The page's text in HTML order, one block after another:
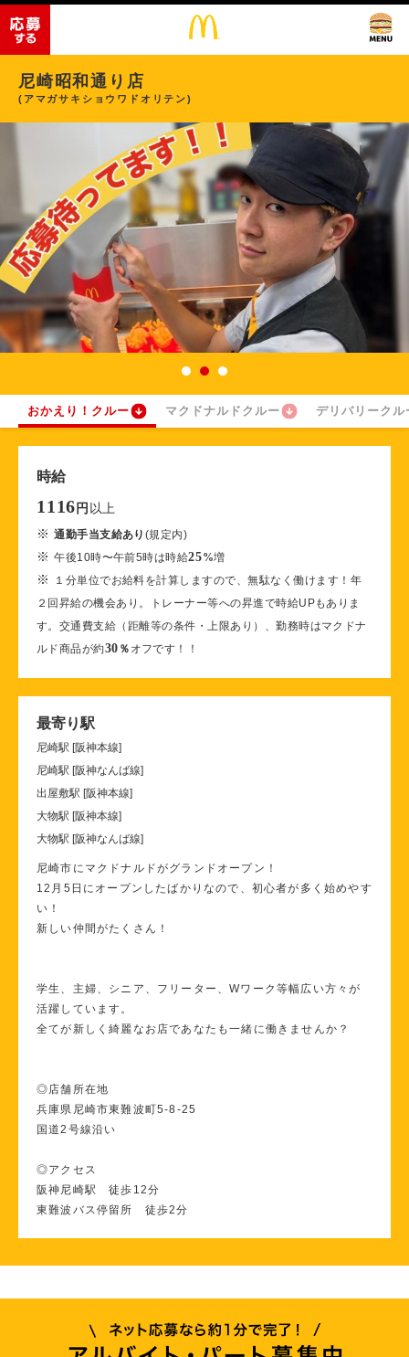
尼崎昭和通り店
(アマガサキショウワドオリテン)
おかえり！クルー マクドナルドクルー デリバリークル
時給
1116 円 以上
※通勤手当支給あり (規定内)
※午後10時〜午前5時は時給25%増
※
１分単位でお給料を計算しますので、無駄なく働けます！年
２回昇給の機会あり。トレーナー等への昇進で時給UPもありま
す。交通費支給（距離等の条件・上限あり）、勤務時はマクドナ
ルド商品が約30 ％ オフです！！
最寄り駅
尼崎駅 [阪神本線]
尼崎駅 [阪神なんば線]
出屋敷駅 [阪神本線]
大物駅 [阪神本線]
大物駅 [阪神なんば線]
尼崎市にマクドナルドがグランドオープン！
12月5日にオープンしたばかりなので、初心者が多く始めやす
い！
新しい仲間がたくさん！
学生、主婦、シニア、フリーター、Wワーク等幅広い方々が
活躍しています。
全てが新しく綺麗なお店であなたも一緒に働きませんか？
◎店舗所在地
兵庫県尼崎市東難波町5-8-25
国道2号線沿い
◎アクセス
阪神尼崎駅 徒歩12分
東難波バス停留所 徒歩2分